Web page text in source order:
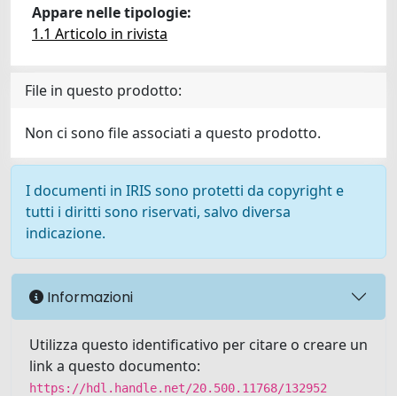
Appare nelle tipologie:
1.1 Articolo in rivista
File in questo prodotto:
Non ci sono file associati a questo prodotto.
I documenti in IRIS sono protetti da copyright e
tutti i diritti sono riservati, salvo diversa
indicazione.
Informazioni
Utilizza questo identificativo per citare o creare un
link a questo documento:
https://hdl.handle.net/20.500.11768/132952